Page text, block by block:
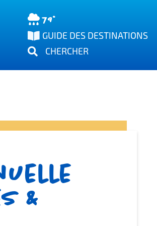
79°
GUIDE DES DESTINATIONS
CHERCHER
&